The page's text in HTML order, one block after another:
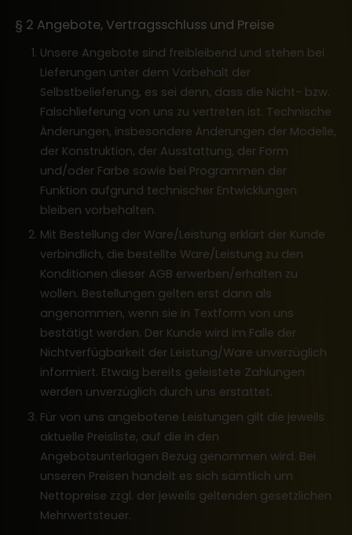
§ 2 Angebote, Vertragsschluss und Preise
Unsere Angebote sind freibleibend und stehen bei
Lieferungen unter dem Vorbehalt der
Selbstbelieferung, es sei denn, dass die Nicht- bzw.
Falschlieferung von uns zu vertreten ist. Technische
Änderungen, insbesondere Änderungen der Modelle,
der Konstruktion, der Ausstattung, der Form
und/oder Farbe sowie bei Programmen der
Funktion aufgrund technischer Entwicklungen
bleiben vorbehalten.
Mit Bestellung der Ware/Leistung erklärt der Kunde
verbindlich, die bestellte Ware/Leistung zu den
Konditionen dieser AGB erwerben/erhalten zu
wollen. Bestellungen gelten erst dann als
angenommen, wenn sie in Textform von uns
bestätigt werden. Der Kunde wird im Falle der
Nichtverfügbarkeit der Leistung/Ware unverzüglich
informiert. Etwaig bereits geleistete Zahlungen
werden unverzüglich durch uns erstattet.
Für von uns angebotene Leistungen gilt die jeweils
aktuelle Preisliste, auf die in den
Angebotsunterlagen Bezug genommen wird. Bei
unseren Preisen handelt es sich sämtlich um
Nettopreise zzgl. der jeweils geltenden gesetzlichen
Mehrwertsteuer.